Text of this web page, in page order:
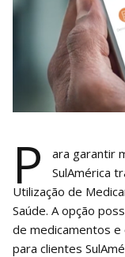
P
ara garantir
SulAmérica
Utilização de
Saúde. A opção
de medicamentos
para clientes